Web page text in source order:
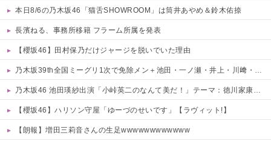
本日8/6の乃木坂46「猫舌SHOWROOM」は筒井あやめ＆鈴木佑捺
長濱ねる、事務所移籍 フラーム所属を発表
【櫻坂46】田村保乃だけジャージを脱いでいた理由
乃木坂39th全国ミーグリ1次で免除メン＋池田・一ノ瀬・井上・川﨑・菅原・中西が全完売
乃木坂46 池田瑛紗出演「小峠英二のなんて美だ！」テーマ：徳川家康【2025.8.5 24:00〜 TOKYO MX】
【櫻坂46】ハリソン守屋「ゆーづのせいです」【ラヴィット!】
【朗報】増田三莉音さんの生足wwwwwwwwwwww